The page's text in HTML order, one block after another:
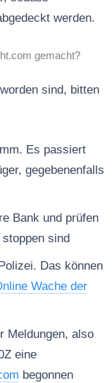
werden.
gemacht?
sind, bitten
Es passiert
gegebenenfalls
Bank und prüfen
sind
Das können
Wache der
Meldungen, also
eine
begonnen